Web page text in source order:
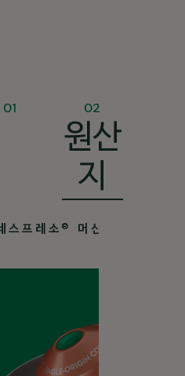
01 02
원산
지
스프레소 ® 머신을 위해
틴
엄